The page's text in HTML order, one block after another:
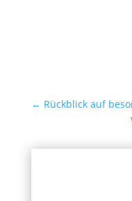
← Rückblick auf